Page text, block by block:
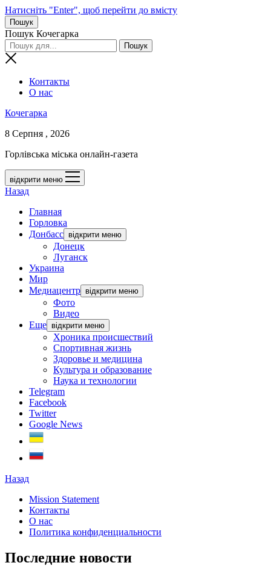
Натисніть "Enter", щоб перейти до вмісту
Пошук
Пошук Кочегарка
Контакты
О нас
Кочегарка
8 Серпня , 2026
Горлівська міська онлайн-газета
відкрити меню
Назад
Главная
Горловка
Донбасс відкрити меню
Донецк
Луганск
Украина
Мир
Медиацентр відкрити меню
Фото
Видео
Еще відкрити меню
Хроника происшествий
Спортивная жизнь
Здоровье и медицина
Культура и образование
Наука и технологии
Telegram
Facebook
Twitter
Google News
Назад
Mission Statement
Контакты
О нас
Политика конфиденциальности
Последние новости